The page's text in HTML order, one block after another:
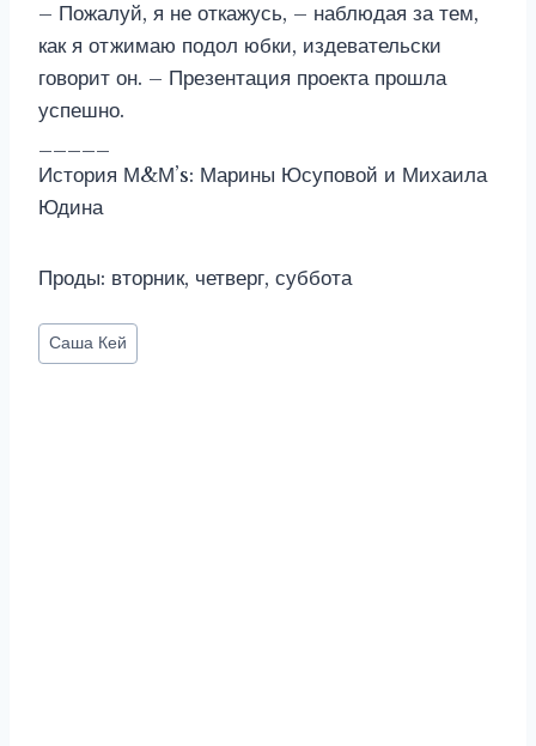
– Пожалуй, я не откажусь, – наблюдая за тем,
как я отжимаю подол юбки, издевательски
говорит он. – Презентация проекта прошла
успешно.
История М&М’s: Марины Юсуповой и Михаила
Юдина
Проды: вторник, четверг, суббота
Метки
записи:
Саша Кей